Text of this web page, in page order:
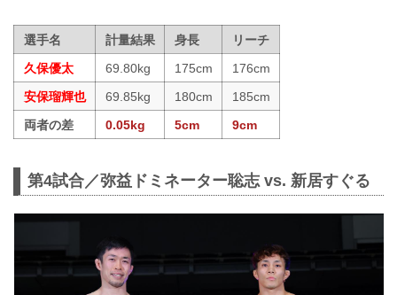
選手名 計量結果 身長
リーチ
久保優太
69.80kg 175cm
176cm
安保瑠輝也
69.85kg 180cm
185cm
両者の差
0.05kg 5cm 9cm
第4試合／弥益ドミネーター聡志 vs. 新居すぐる